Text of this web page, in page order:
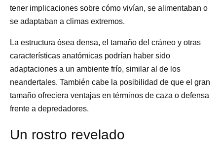
tener implicaciones sobre cómo vivían, se alimentaban o
se adaptaban a climas extremos.
La estructura ósea densa, el tamaño del cráneo y otras
características anatómicas podrían haber sido
adaptaciones a un ambiente frío, similar al de los
neandertales. También cabe la posibilidad de que el gran
tamaño ofreciera ventajas en términos de caza o defensa
frente a depredadores.
Un rostro revelado